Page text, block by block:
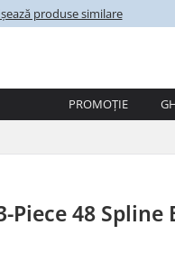
produse similare
PROMOȚIE
Piece 48 Spline